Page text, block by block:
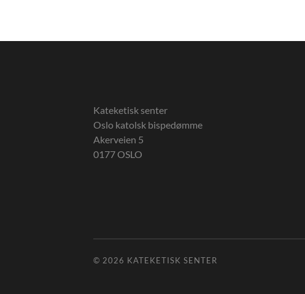
Kateketisk senter
Oslo katolsk bispedømme
Akerveien 5
0177 OSLO
© 2026 KATEKETISK SENTER